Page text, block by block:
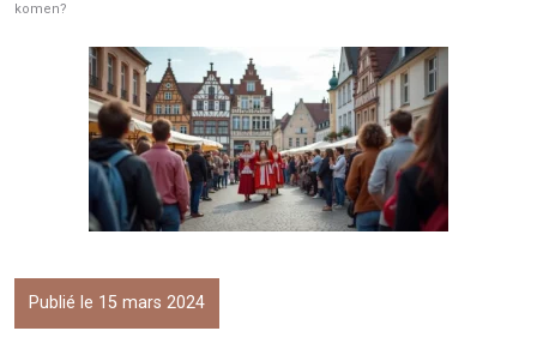
komen?
Publié le 15 mars 2024